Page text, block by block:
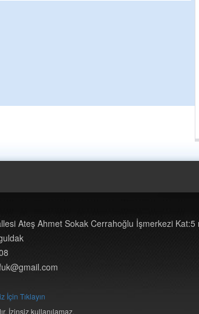
Ateş Ahmet Sokak Cerrahoğlu İşmerkezi Kat:5
İçin Tıklayın
İzinsiz kullanılamaz.